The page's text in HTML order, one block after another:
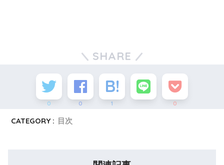
SHARE
0 0 1 0
CATEGORY : 目次